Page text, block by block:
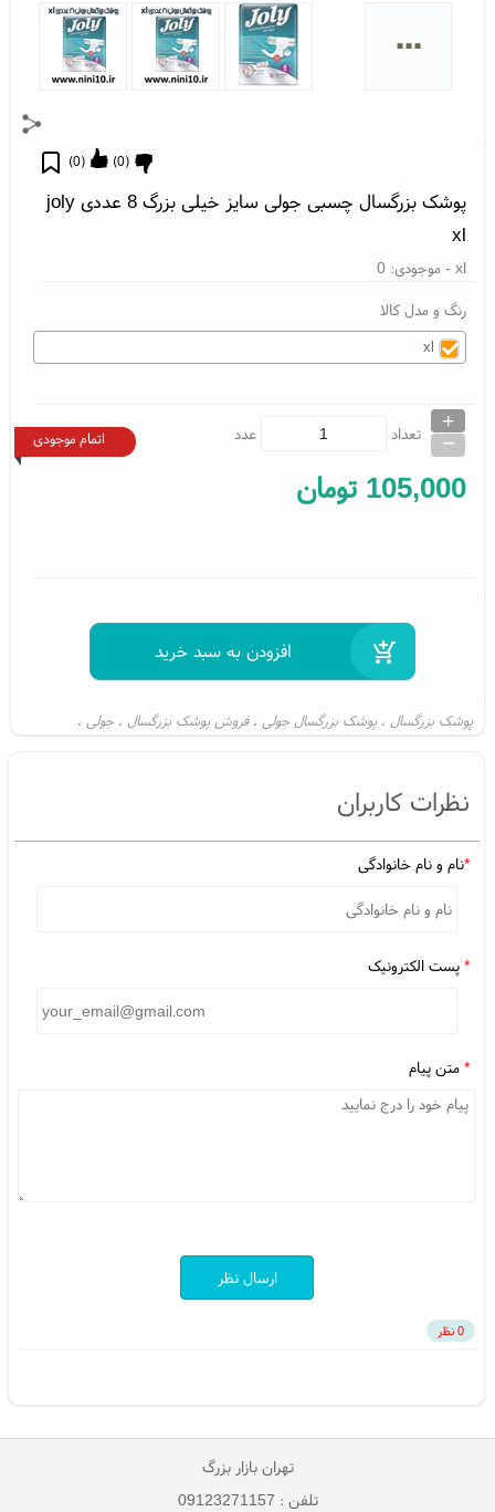
...
پوشک بزرگسال چسبی جولی سایز خیلی بزرگ 8 عددی joly
xl
(
0
) (
0
)
xl - موجودی:0
رنگ و مدل کالا
xl
تعداد
+
_ عدد اتمام موجودی
105,000 تومان
پوشک بزرگسال ، پوشک بزرگسال جولی ، فروش پوشک بزرگسال ، جولی ،
نظرات کاربران
*نام و نام خانوادگی
*پست الکترونیک
*متن پیام
ارسال نظر
0 نظر
تهران بازار بزرگ
تلفن : 09123271157